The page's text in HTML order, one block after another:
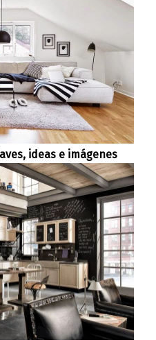
ideas e imágenes